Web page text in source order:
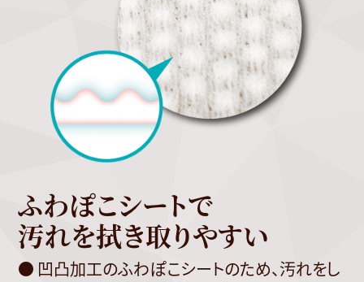
ふわぽこシートで
汚れを拭き取りやすい
● 凹凸加工のふわぽこシートのため、汚れをし